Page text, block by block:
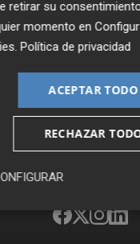
al
los días a primera
Síguenos en
Podcast, desde
retirar su
momento en
.Política de privacidad
ACEPTAR TODO
RECHAZAR